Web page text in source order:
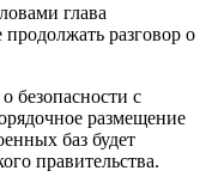
глава
разговор о
безопасности с
размещение
баз будет
правительства.